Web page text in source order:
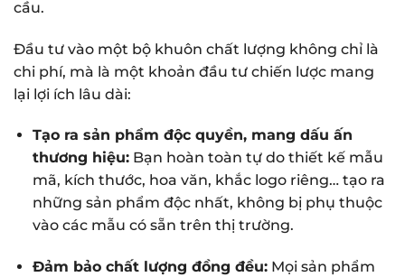
cầu.
Đầu tư vào một bộ khuôn chất lượng không chỉ là
chi phí, mà là một khoản đầu tư chiến lược mang
lại lợi ích lâu dài:
Tạo ra sản phẩm độc quyền, mang dấu ấn
thương hiệu:Bạn hoàn toàn tự do thiết kế mẫu
mã, kích thước, hoa văn, khắc logo riêng… tạo ra
những sản phẩm độc nhất, không bị phụ thuộc
vào các mẫu có sẵn trên thị trường.
Đảm bảo chất lượng đồng đều:Mọi sản phẩm